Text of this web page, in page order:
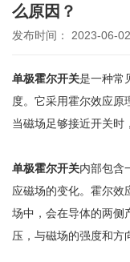
么原因？
发布时间： 2023-06-02
单极霍尔开关是一种常
度。它采用霍尔效应原
当磁场足够接近开关时
单极霍尔开关内部包含
应磁场的变化。霍尔效
场中，会在导体的两侧
压，与磁场的强度和方